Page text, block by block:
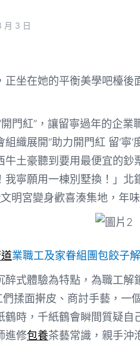
月 3 日
正坐在她的平衡美學吧檯後
門紅”，讓留寧過年的企
織展開“助力開門紅 留‘寧
牛土豪聽到要用最便宜的鈔
我寧願用一棟別墅換！」
文明宮變身歡喜湊集地，年
業職工及家眷組團包餃子
醉式體驗為特點，為職工解
們揉面搟皮、商討手藝，一
鶴時，千紙鶴會瞬間質疑自
進修包養茶藝常識，親手沖